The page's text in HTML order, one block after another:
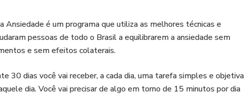
Ansiedade é um programa que utiliza as melhores técnicas e
pessoas de todo o Brasil a equilibrarem a ansiedade sem
e sem efeitos colaterais.
30 dias você vai receber, a cada dia, uma tarefa simples e objetiva
dia. Você vai precisar de algo em torno de 15 minutos por dia